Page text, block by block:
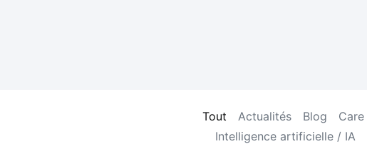
Actualités Blog Care
Intelligence artificielle / IA
Tout